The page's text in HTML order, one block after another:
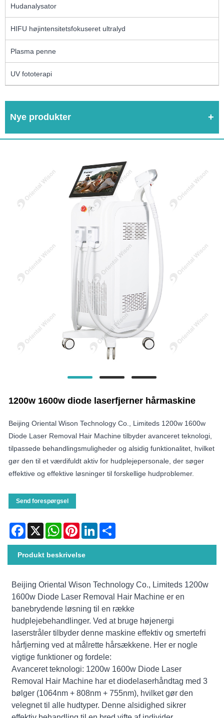
Hudanalysator
HIFU højintensitetsfokuseret ultralyd
Plasma penne
UV fototerapi
Nye produkter
1200w 1600w diode laserfjerner hårmaskine
Beijing Oriental Wison Technology Co., Limiteds 1200w 1600w
Diode Laser Removal Hair Machine tilbyder avanceret teknologi,
tilpassede behandlingsmuligheder og alsidig funktionalitet, hvilket
gør den til et værdifuldt aktiv for hudplejepersonale, der søger
effektive og effektive løsninger til forskellige hudproblemer.
Send forespørgsel
Facebook
X WhatsAppPinterestLinkedIn
Produkt beskrivelse
Beijing Oriental Wison Technology Co., Limiteds 1200w
1600w Diode Laser Removal Hair Machine er en
banebrydende løsning til en række
hudplejebehandlinger. Ved at bruge højenergi
laserstråler tilbyder denne maskine effektiv og smertefri
hårfjerning ved at målrette hårsækkene. Her er nogle
vigtige funktioner og fordele:
Avanceret teknologi: 1200w 1600w Diode Laser
Removal Hair Machine har et diodelaserhåndtag med 3
bølger (1064nm + 808nm + 755nm), hvilket gør den
velegnet til alle hudtyper. Denne alsidighed sikrer